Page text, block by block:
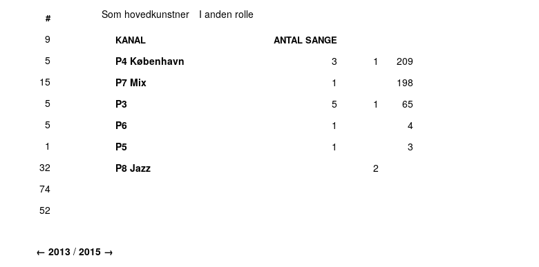
#
9
5
15
5
5
1
32
74
52
Som hovedkunstner I anden rolle
KANAL ANTAL SANGE
P4 København 3 1
209
P7 Mix
1
198
P3
5 1
65
P6
1
4
P5
1
3
P8 Jazz
2
← 2013 / 2015 →